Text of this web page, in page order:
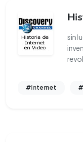
sin
#internet